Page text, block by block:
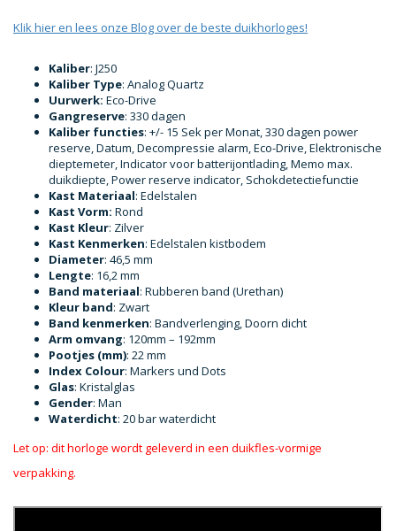
Klik hier en lees onze Blog over de beste duikhorloges!
Kaliber: J250
Kaliber Type: Analog Quartz
Uurwerk: Eco-Drive
Gangreserve: 330 dagen
Kaliber functies: +/- 15 Sek per Monat, 330 dagen power
reserve, Datum, Decompressie alarm, Eco-Drive, Elektronische
dieptemeter, Indicator voor batterijontlading, Memo max.
duikdiepte, Power reserve indicator, Schokdetectiefunctie
Kast Materiaal: Edelstalen
Kast Vorm: Rond
Kast Kleur: Zilver
Kast Kenmerken: Edelstalen kistbodem
Diameter: 46,5 mm
Lengte: 16,2 mm
Band materiaal: Rubberen band (Urethan)
Kleur band: Zwart
Band kenmerken: Bandverlenging, Doorn dicht
Arm omvang: 120mm – 192mm
Pootjes (mm): 22 mm
Index Colour: Markers und Dots
Glas: Kristalglas
Gender: Man
Waterdicht: 20 bar waterdicht
Let op: dit horloge wordt geleverd in een duikfles-vormige
verpakking.